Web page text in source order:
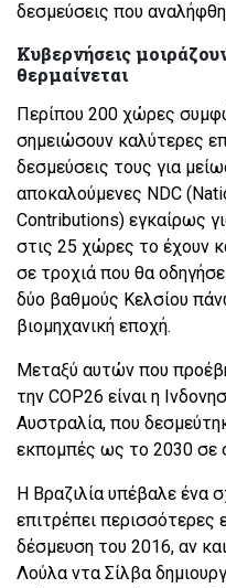
δεσμεύσεις που
Κυβερνήσεις
θερμαίνεται
Περίπου 200 χώρες
σημειώσουν καλύτερες
δεσμεύσεις τους για
αποκαλούμενες NDC
Contributions) εγκαίρως
στις 25 χώρες το έχουν
σε τροχιά που θα
δύο βαθμούς Κελσίου
βιομηχανική εποχή.
Μεταξύ αυτών που
την COP26 είναι η
Αυστραλία, που
εκπομπές ως το 2030 σε
Η Βραζιλία υπέβαλε ένα
επιτρέπει περισσότερες
δέσμευση του 2016, αν
Λούλα ντα Σίλβα